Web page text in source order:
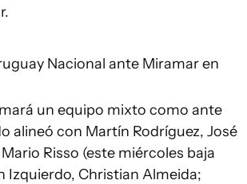
Nacional ante Miramar en
un equipo mixto como ante
alineó con Martín Rodríguez, José
Risso (este miércoles baja
Izquierdo, Christian Almeida;